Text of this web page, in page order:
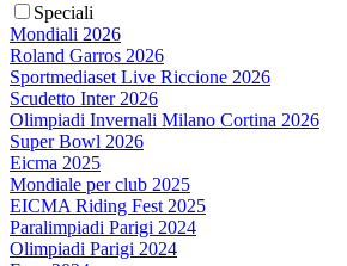
Speciali
Mondiali 2026
Roland Garros 2026
Sportmediaset Live Riccione 2026
Scudetto Inter 2026
Olimpiadi Invernali Milano Cortina 2026
Super Bowl 2026
Eicma 2025
Mondiale per club 2025
EICMA Riding Fest 2025
Paralimpiadi Parigi 2024
Olimpiadi Parigi 2024